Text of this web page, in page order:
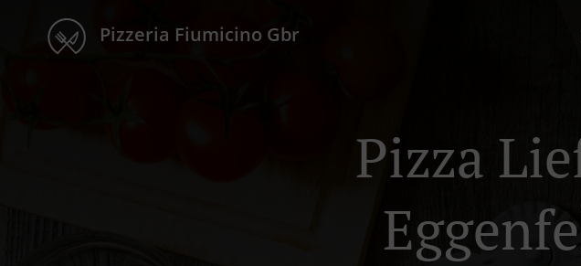
Pizzeria Fiumicino Gbr
Pizza